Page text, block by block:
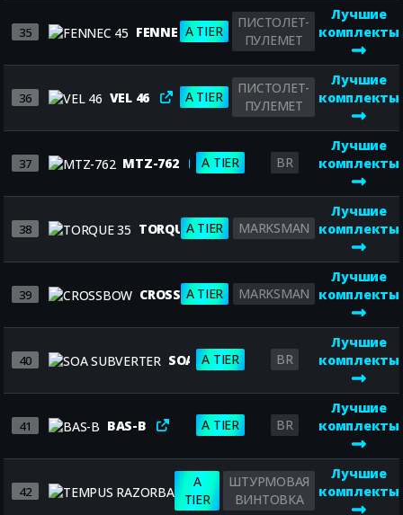
35 FENNEC 45
A TIER
ПИСТОЛЕТ-
ПУЛЕМЕТ
Лучшие
комплекты
36 VEL 46 A TIER
ПИСТОЛЕТ-
ПУЛЕМЕТ
Лучшие
комплекты
37 MTZ-762 A TIER BR
Лучшие
комплекты
38 TORQUE 35
A TIER MARKSMAN
Лучшие
комплекты
39 CROSSBOW
A TIER MARKSMAN
Лучшие
комплекты
40 SOA SUBVERTER
A TIER BR
Лучшие
комплекты
41 BAS-B A TIER BR
Лучшие
комплекты
42 TEMPUS RAZORBACK
A
TIER
ШТУРМОВАЯ
ВИНТОВКА
Лучшие
комплекты